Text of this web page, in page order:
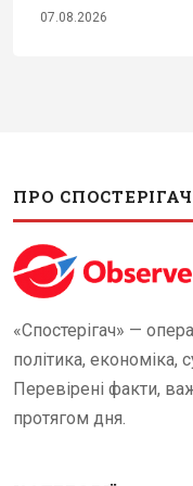
07.08.2026
ПРО СПОСТЕРІГАЧ
«Спостерігач» —
політика, економіка,
Перевірені факти,
протягом дня.